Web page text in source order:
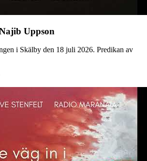
Uppson
i Skälby den 18 juli 2026. Predikan av